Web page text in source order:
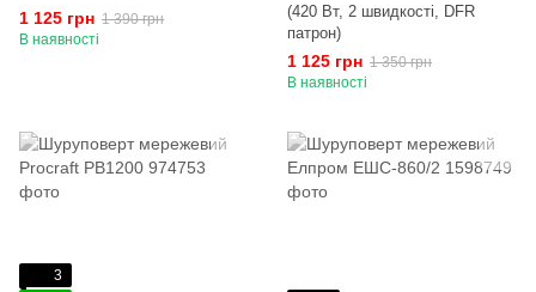
1 125 грн 1 390 грн
В наявності
(420 Вт, 2 швидкості, DFR
патрон)
1 125 грн 1 350 грн
В наявності
3